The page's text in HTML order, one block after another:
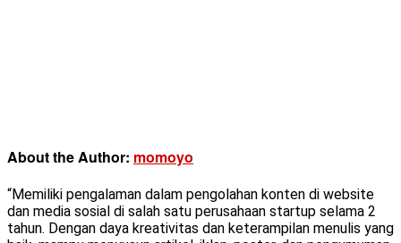
About the Author: momoyo
“Memiliki pengalaman dalam pengolahan konten di website
dan media sosial di salah satu perusahaan startup selama 2
tahun. Dengan daya kreativitas dan keterampilan menulis yang